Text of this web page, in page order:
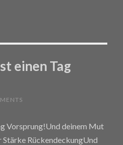
einen Tag
Vorsprung!Und deinem Mut
Stärke RückendeckungUnd